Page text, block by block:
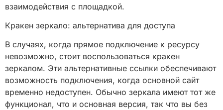
взаимодействия с площадкой.
Кракен зеркало: альтернатива для доступа
В случаях, когда прямое подключение к ресурсу
невозможно, стоит воспользоваться кракен
зеркалом. Эти альтернативные ссылки обеспечивают
возможность подключения, когда основной сайт
временно недоступен. Обычно зеркала имеют тот же
функционал, что и основная версия, так что вы без